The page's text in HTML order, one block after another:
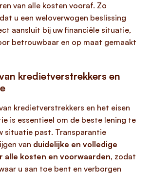
van alle kosten vooraf. Zo
u een weloverwogen beslissing
aansluit bij uw financiële situatie,
betrouwbaar en op maat gemaakt
kredietverstrekkers en
kredietverstrekkers en het eisen
is essentieel om de beste lening te
situatie past. Transparantie
van duidelijke en volledige
alle kosten en voorwaarden, zodat
u aan toe bent en verborgen